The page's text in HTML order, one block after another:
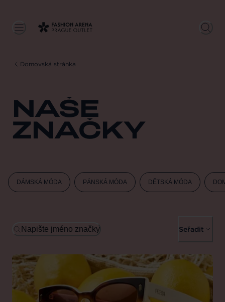
Domovská stránka
NAŠE
ZNAČKY
DÁMSKÁ MÓDA PÁNSKÁ MÓDA DĚTSKÁ MÓDA
Napište jméno značky Seřadit